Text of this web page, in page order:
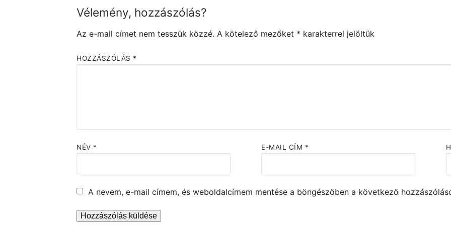
Vélemény, hozzászólás?
Az e-mail címet nem tesszük közzé. A kötelező mezőket * karakterrel jelöltük
HOZZÁSZÓLÁS *
NÉV * E-MAIL CÍM *
A nevem, e-mail címem, és weboldalcímem mentése a böngészőben a következő